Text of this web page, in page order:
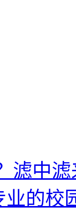
滤中
的校